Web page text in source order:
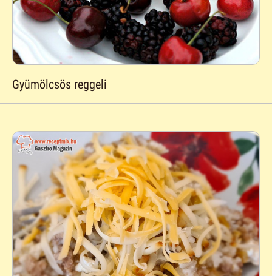
Gyümölcsös reggeli